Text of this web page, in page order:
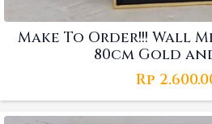
Make To Order!!! Wall
80cm Gold
Rp